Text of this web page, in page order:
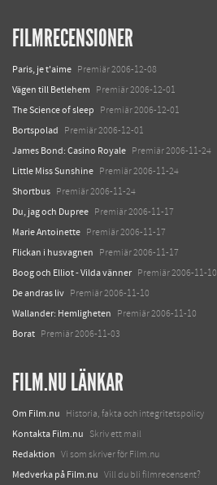
FILMRECENSIONER
Paris, je t'aime Premiär 2006-12-08
Vägen till Betlehem Premiär 2006-12-01
The Science of sleep Premiär 2006-12-01
Bortspolad Premiär 2006-12-01
James Bond: Casino Royale Premiär 2006-11-24
Little Miss Sunshine Premiär 2006-11-24
Shortbus Premiär 2006-11-24
Du, jag och Dupree Premiär 2006-11-17
Marie Antoinette Premiär 2006-11-17
Flickan i husvagnen Premiär 2006-11-17
Boog och Elliot - Vilda vänner Premiär 2006-11-10
De andras liv Premiär 2006-11-10
Wallander: Hemligheten Premiär 2006-11-10
Borat Premiär 2006-11-03
FILM.NU LÄNKAR
Om Film.nu Historia, fakta och integritetspolicy
Kontakta Film.nu Skriv ett mail
Redaktion Vi som skriver för Film.nu
Medverka på Film.nu Vill du bli filmrecensent?